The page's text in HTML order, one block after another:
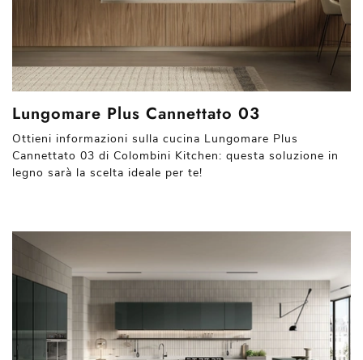
Lungomare Plus Cannettato 03
Ottieni informazioni sulla cucina Lungomare Plus
Cannettato 03 di Colombini Kitchen: questa soluzione in
legno sarà la scelta ideale per te!